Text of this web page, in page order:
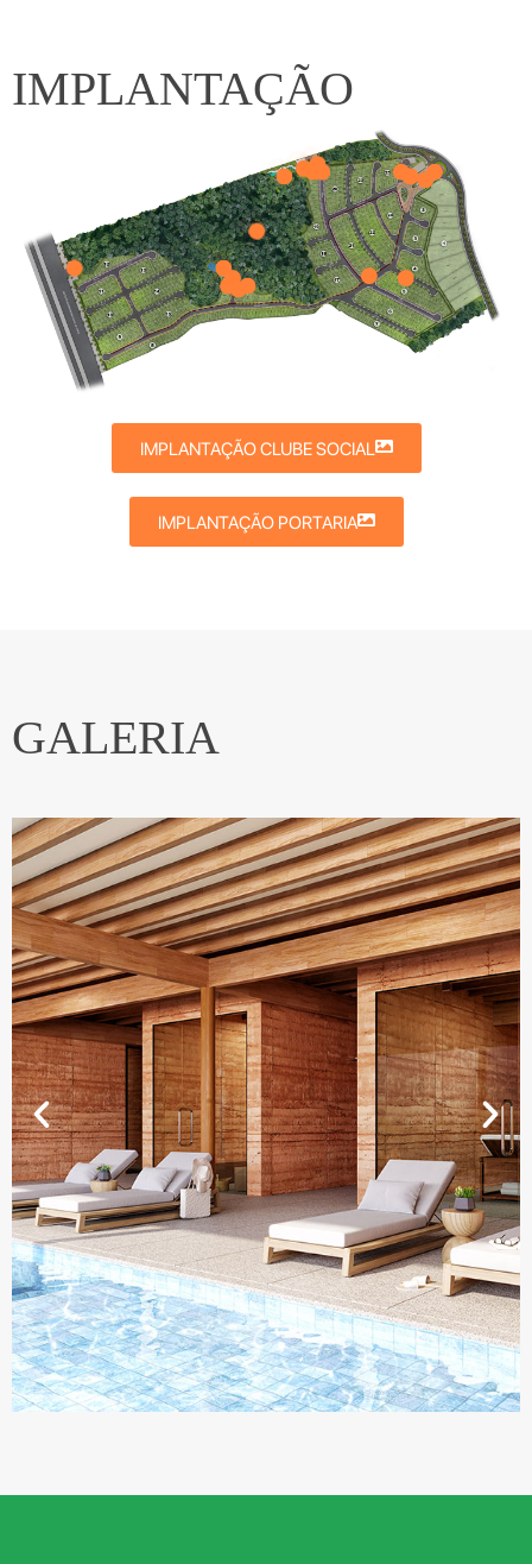
IMPLANTAÇÃO
IMPLANTAÇÃO CLUBE SOCIAL
IMPLANTAÇÃO PORTARIA
GALERIA